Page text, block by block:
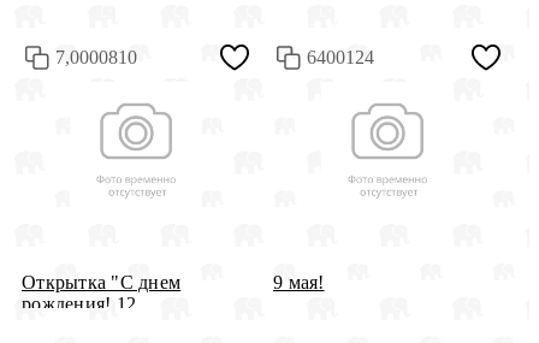
7,0000810
Открытка "С днем
рождения! 12 ...
6400124
9 мая!